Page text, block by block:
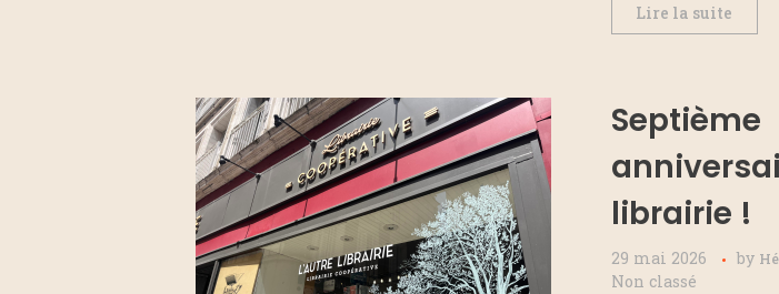
Lire la suite
Septième
librairie !
29 mai 2026 by
Non classé